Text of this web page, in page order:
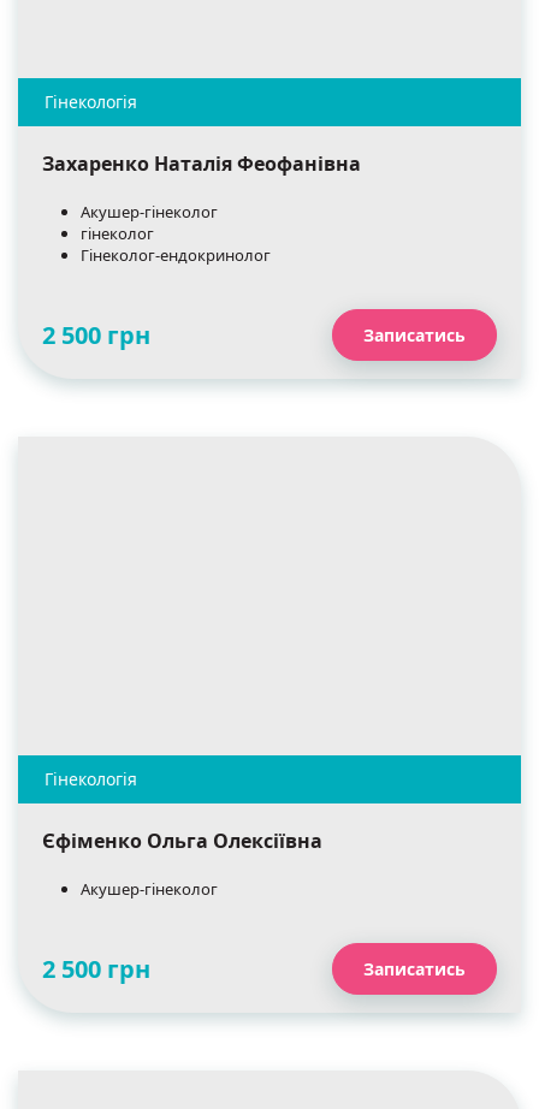
Захаренко Наталія Феофанівна
Акушер-гінеколог
гінеколог
Гінеколог-ендокринолог
2 500 грн Записатись
Єфіменко Ольга Олексіївна
Акушер-гінеколог
2 500 грн Записатись